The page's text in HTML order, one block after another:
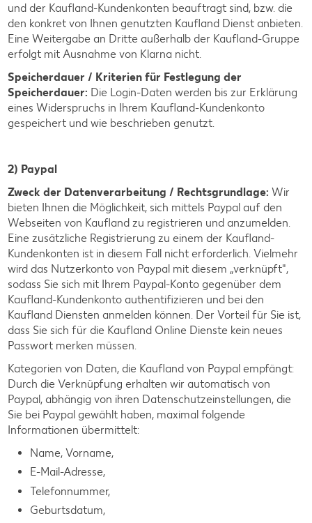
und der Kaufland-Kundenkonten beauftragt sind, bzw. die
den konkret von Ihnen genutzten Kaufland Dienst anbieten.
Eine Weitergabe an Dritte außerhalb der Kaufland-Gruppe
erfolgt mit Ausnahme von Klarna nicht.
Speicherdauer / Kriterien für Festlegung der
Speicherdauer: Die Login-Daten werden bis zur Erklärung
eines Widerspruchs in Ihrem Kaufland-Kundenkonto
gespeichert und wie beschrieben genutzt.
2) Paypal
Zweck der Datenverarbeitung / Rechtsgrundlage: Wir
bieten Ihnen die Möglichkeit, sich mittels Paypal auf den
Webseiten von Kaufland zu registrieren und anzumelden.
Eine zusätzliche Registrierung zu einem der Kaufland-
Kundenkonten ist in diesem Fall nicht erforderlich. Vielmehr
wird das Nutzerkonto von Paypal mit diesem „verknüpft",
sodass Sie sich mit Ihrem Paypal-Konto gegenüber dem
Kaufland-Kundenkonto authentifizieren und bei den
Kaufland Diensten anmelden können. Der Vorteil für Sie ist,
dass Sie sich für die Kaufland Online Dienste kein neues
Passwort merken müssen.
Kategorien von Daten, die Kaufland von Paypal empfängt:
Durch die Verknüpfung erhalten wir automatisch von
Paypal, abhängig von ihren Datenschutzeinstellungen, die
Sie bei Paypal gewählt haben, maximal folgende
Informationen übermittelt:
Name, Vorname,
E-Mail-Adresse,
Telefonnummer,
Geburtsdatum,